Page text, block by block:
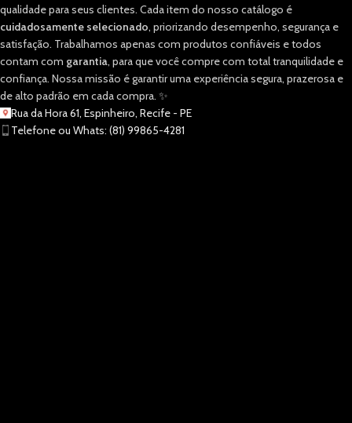
qualidade para seus clientes. Cada item do nosso catálogo é
cuidadosamente selecionado, priorizando desempenho, segurança e
satisfação. Trabalhamos apenas com produtos confiáveis e todos
contam com garantia, para que você compre com total tranquilidade e
confiança. Nossa missão é garantir uma experiência segura, prazerosa e
de alto padrão em cada compra. ✨
Rua da Hora 61, Espinheiro, Recife - PE
Telefone ou Whats: (81) 99865-4281